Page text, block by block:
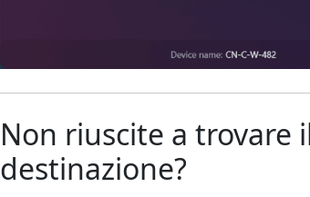
Non riuscite a trovare
destinazione?